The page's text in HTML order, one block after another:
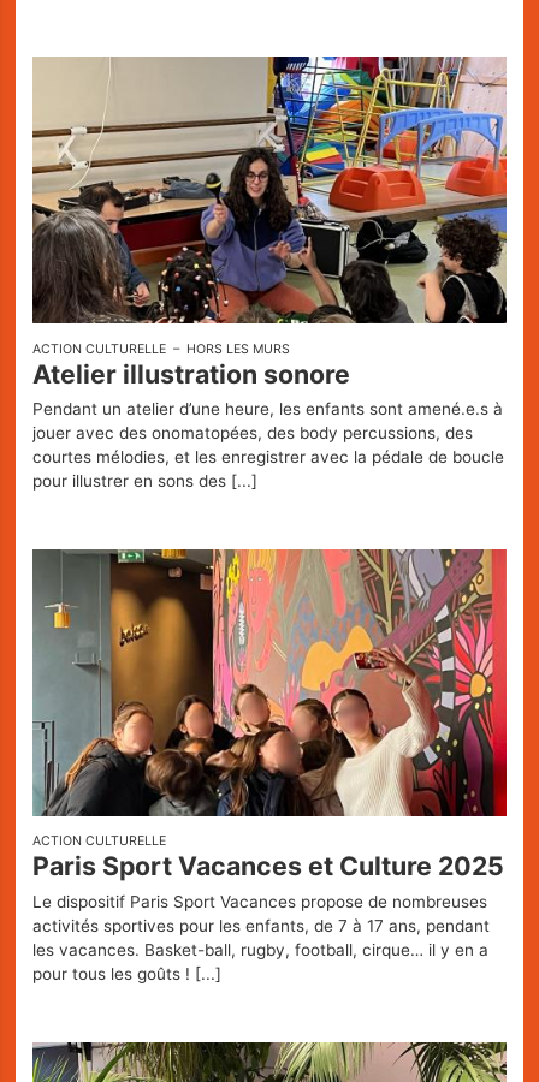
ACTION CULTURELLE HORS LES MURS
Atelier illustration sonore
Pendant un atelier d’une heure, les enfants sont amené.e.s à
jouer avec des onomatopées, des body percussions, des
courtes mélodies, et les enregistrer avec la pédale de boucle
pour illustrer en sons des [...]
ACTION CULTURELLE
Paris Sport Vacances et Culture 2025
Le dispositif Paris Sport Vacances propose de nombreuses
activités sportives pour les enfants, de 7 à 17 ans, pendant
les vacances. Basket-ball, rugby, football, cirque… il y en a
pour tous les goûts ! [...]